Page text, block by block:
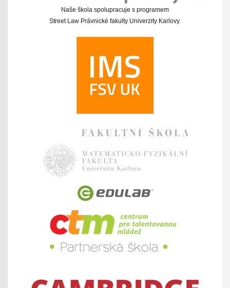
Naše škola spolupracuje s programem
Street Law Právnické fakulty Univerzity Karlovy.